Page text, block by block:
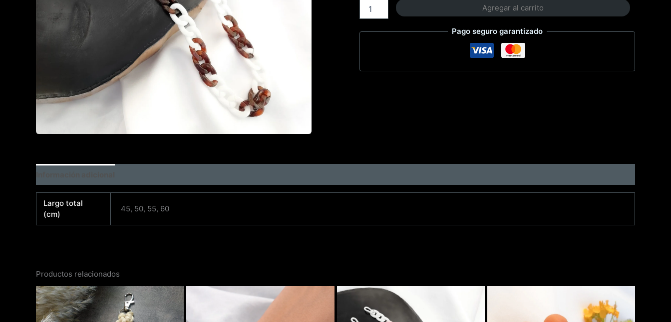
Agregar al carrito
Pago seguro garantizado
Largo total
(cm)
45, 50, 55, 60
Productos relacionados